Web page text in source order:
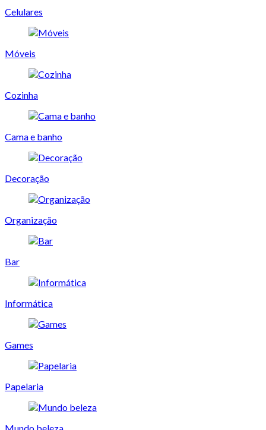
Celulares
Móveis
Cozinha
Cama e banho
Decoração
Organização
Bar
Informática
Games
Papelaria
Mundo beleza